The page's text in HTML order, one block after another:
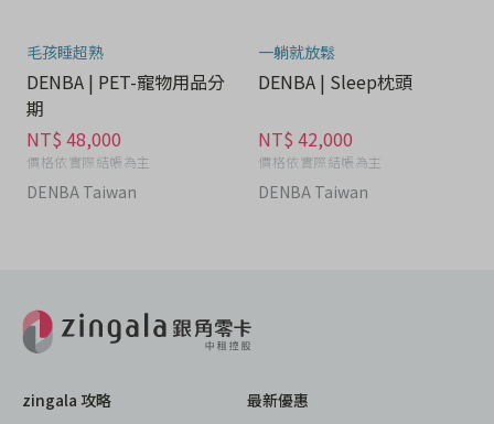
毛孩睡超熟
DENBA | PET-寵物用品分
期
NT$ 48,000
價格依實際結帳為主
DENBA Taiwan
一躺就放鬆
DENBA | Sleep枕頭
NT$ 42,000
價格依實際結帳為主
DENBA Taiwan
zingala 攻略
最新優惠